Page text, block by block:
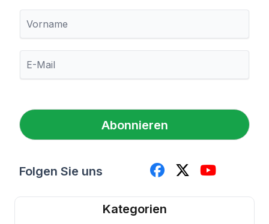
r
n
M
l
*
Abonnieren
Folgen Sie uns
Kategorien